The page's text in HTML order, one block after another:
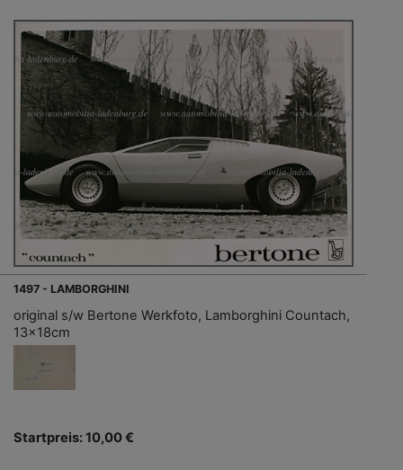
1497 - LAMBORGHINI
original s/w Bertone Werkfoto, Lamborghini Countach,
13x18cm
Startpreis: 10,00 €